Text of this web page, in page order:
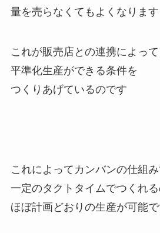
量を売らなくてもよくなります
これが販売店との連携によって
平準化生産ができる条件を
つくりあげているのです
これによってカンバンの仕組
一定のタクトタイムでつくれ
ほぼ計画どおりの生産が可能